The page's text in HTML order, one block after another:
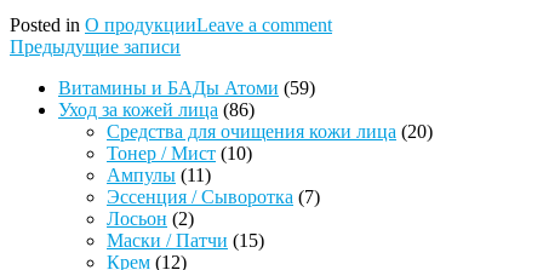
Posted in О продукцииLeave a comment
Навигация
по
записям
Предыдущие записи
Витамины и БАДы Атоми
5959
Уход за кожей лица 8686
товаров
Средства для очищения кожи лица 2020
Тонер / Мист 1010
Ампулы 1111
товаров
Эссенция / Сыворотка 77
Лосьон 22
товара
Маски / Патчи 1515
Крем 1212